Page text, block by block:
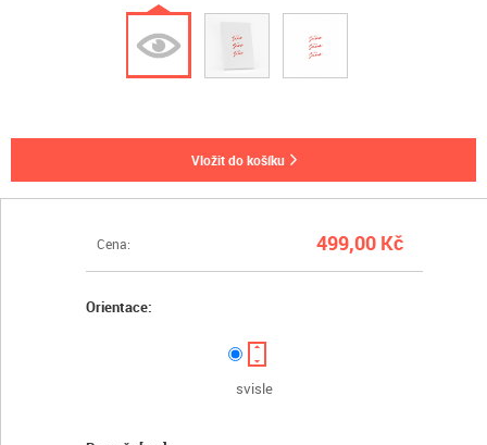
Cena: 499,00 Kč
Orientace:
svisle
vložit do košíku